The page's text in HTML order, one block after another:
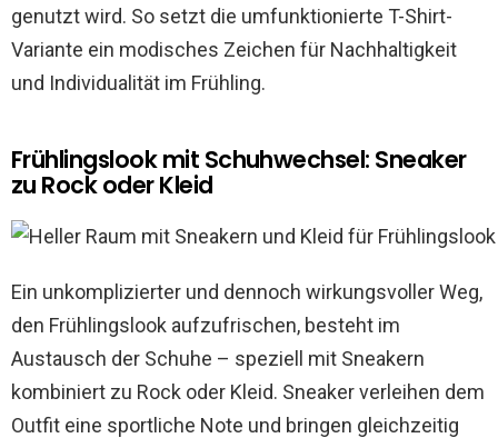
genutzt wird. So setzt die umfunktionierte T-Shirt-
Variante ein modisches Zeichen für Nachhaltigkeit
und Individualität im Frühling.
Frühlingslook mit Schuhwechsel: Sneaker
zu Rock oder Kleid
Ein unkomplizierter und dennoch wirkungsvoller Weg,
den Frühlingslook aufzufrischen, besteht im
Austausch der Schuhe – speziell mit Sneakern
kombiniert zu Rock oder Kleid. Sneaker verleihen dem
Outfit eine sportliche Note und bringen gleichzeitig